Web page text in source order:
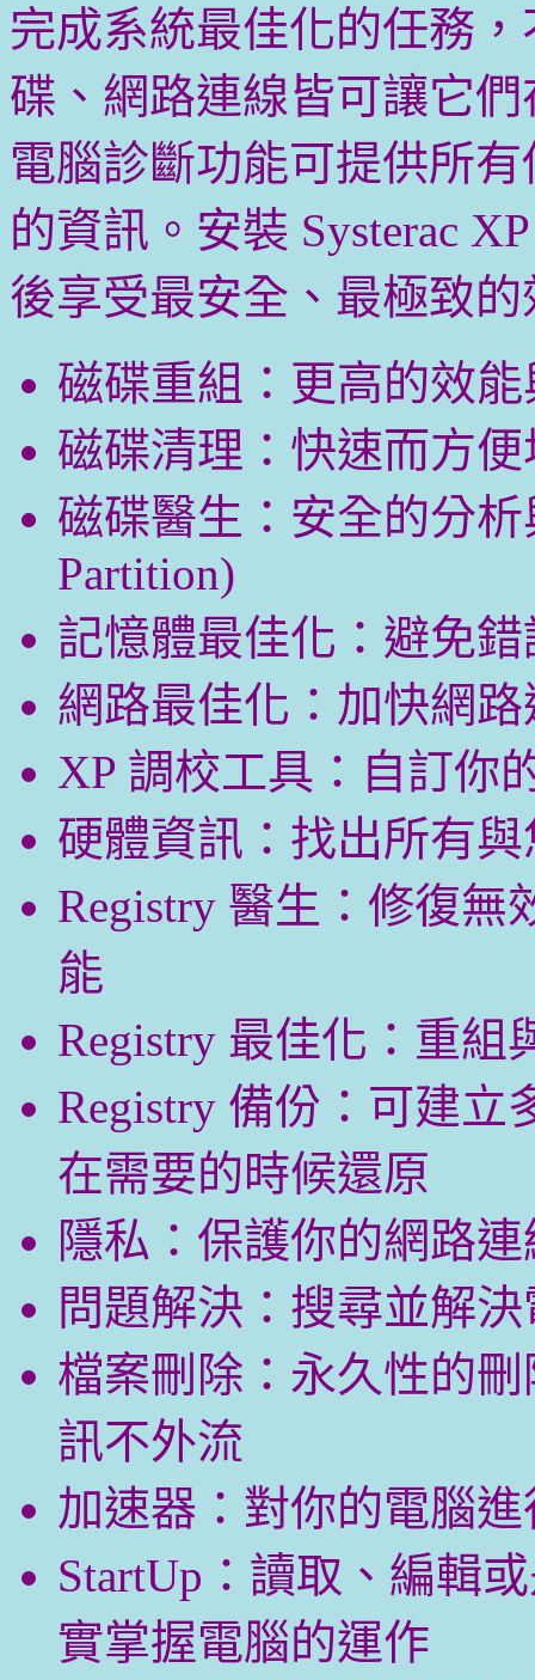
完成系統最佳化的任務
碟、網路連線皆可讓它
電腦診斷功能可提供所
的資訊。安裝 Systerac
後享受最安全、最極致的
磁碟重組：更高的效
磁碟清理：快速而方
磁碟醫生：安全的分
Partition)
記憶體最佳化：避免
網路最佳化：加快網
XP 調校工具：自訂你
硬體資訊：找出所有
Registry 醫生：修復無
能
Registry 最佳化：重組
Registry 備份：可建立
在需要的時候還原
隱私：保護你的網路
問題解決：搜尋並解
檔案刪除：永久性的
訊不外流
加速器：對你的電腦
StartUp：讀取、編輯
實掌握電腦的運作